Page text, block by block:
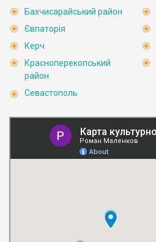
Бахчисарайський район
Євпаторія
Керч
Красноперекопський
район
Севастополь